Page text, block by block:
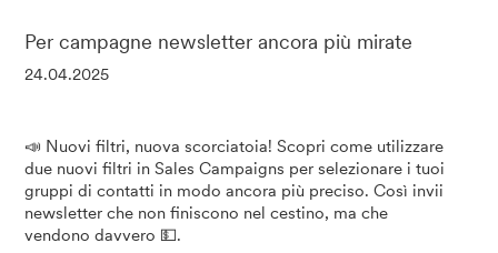
Per campagne newsletter ancora più mirate
24.04.2025
📣 Nuovi filtri, nuova scorciatoia! Scopri come utilizzare
due nuovi filtri in Sales Campaigns per selezionare i tuoi
gruppi di contatti in modo ancora più preciso. Così invii
newsletter che non finiscono nel cestino, ma che
vendono davvero 💵.